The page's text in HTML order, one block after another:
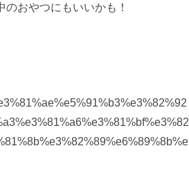
おやつにもいいかも！